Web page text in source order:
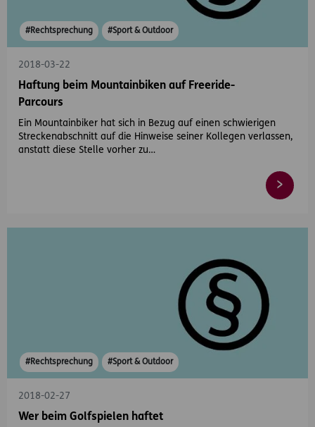
#Rechtsprechung #Sport & Outdoor
2018-03-22
Haftung beim Mountainbiken auf Freeride-
Parcours
Ein Mountainbiker hat sich in Bezug auf einen schwierigen
Streckenabschnitt auf die Hinweise seiner Kollegen verlassen,
anstatt diese Stelle vorher zu…
#Rechtsprechung #Sport & Outdoor
2018-02-27
Wer beim Golfspielen haftet